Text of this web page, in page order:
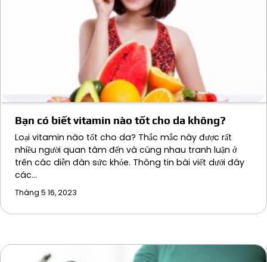
Bạn có biết vitamin nào tốt cho da không?
Loại vitamin nào tốt cho da? Thắc mắc này được rất
nhiều người quan tâm đến và cùng nhau tranh luận ở
trên các diễn đàn sức khỏe. Thông tin bài viết dưới đây
các…
Tháng 5 16, 2023